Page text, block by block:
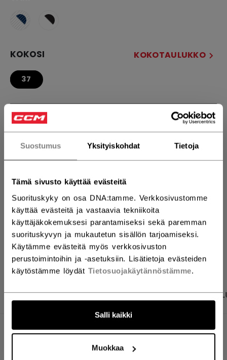
Suostumus Yksityiskohdat Tietoja
Tämä sivusto käyttää evästeitä
Suorituskyky on osa DNA:tamme. Verkkosivustomme
käyttää evästeitä ja vastaavia tekniikoita
käyttäjäkokemuksesi parantamiseksi sekä paremman
suorituskyvyn ja mukautetun sisällön tarjoamiseksi.
Käytämme evästeitä myös verkkosivuston
perustoimintoihin ja -asetuksiin. Lisätietoja evästeiden
käytöstämme löydät Tietosuojakäytännöstämme.
Salli kaikki
Muokkaa
KOKOSI KOKOTAULUKKO
37
MÄÄRÄ
LISÄÄ OSTOSKORIIN
ETSI MYYMÄLÄSTÄ
Toimitusehdot Ilmainen palautus
AVAA
TUOTEKUVAT TEKNISET TIEDOT
TEKNISET TIEDOT
B51037-NA